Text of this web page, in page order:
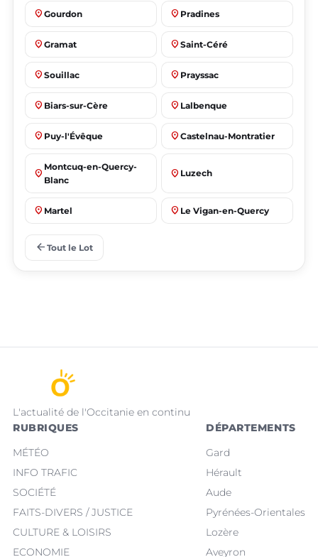
place Gourdon place Pradines
place Gramat place Saint-Céré
place Souillac place Prayssac
place Biars-sur-Cère place Lalbenque
place Puy-l'Évêque place Castelnau-Montratier
place
Montcuq-en-Quercy-
Blanc
place Luzech
place Martel place Le Vigan-en-Quercy
place
arrow_back Tout le Lot
L'actualité de l'Occitanie en continu
RUBRIQUES
MÉTÉO
INFO TRAFIC
SOCIÉTÉ
FAITS-DIVERS / JUSTICE
CULTURE & LOISIRS
ECONOMIE
DÉPARTEMENTS
Gard
Hérault
Aude
Pyrénées-Orientales
Lozère
Aveyron